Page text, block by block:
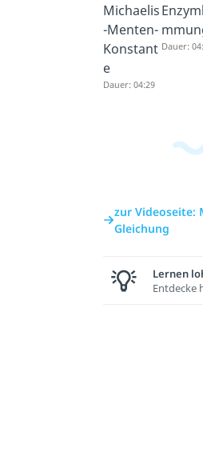
Michaelis
-Menten-
Konstant
e
Dauer: 04:29
Dauer:
zur Videoseite:
Gleichung
Lernen
Entdecke